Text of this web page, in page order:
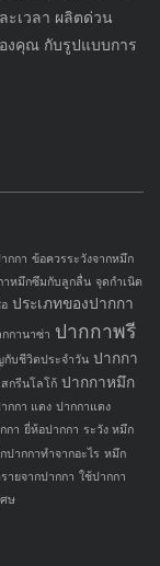
เวลา ผลิตด่วน
งคุณ กับรูปแบบการ
กกา ข้อควรระวังจากหมึก
าหมึกซึมกับลูกลื่น จุดกำเนิด
ประเภทของปากกา
กานาซ่า ปากกาพรี
บชีวิตประจำวัน ปากกา
กรีนโลโก้ ปากกาหมึก
กกา แดง ปากกาแดง
กา ยี่ห้อปากกา ระวัง หมึก
ปากกาทำจากอะไร หมึก
ายจากปากกา ใช้ปากกา
ษ